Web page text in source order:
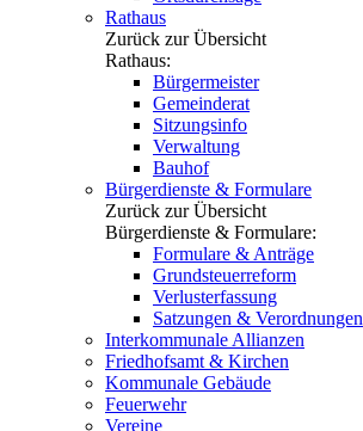
Rathaus
Zurück zur Übersicht
Rathaus:
Bürgermeister
Gemeinderat
Sitzungsinfo
Verwaltung
Bauhof
Bürgerdienste & Formulare
Zurück zur Übersicht
Bürgerdienste & Formulare:
Formulare & Anträge
Grundsteuerreform
Verlusterfassung
Satzungen & Verordnungen
Interkommunale Allianzen
Friedhofsamt & Kirchen
Kommunale Gebäude
Feuerwehr
Vereine